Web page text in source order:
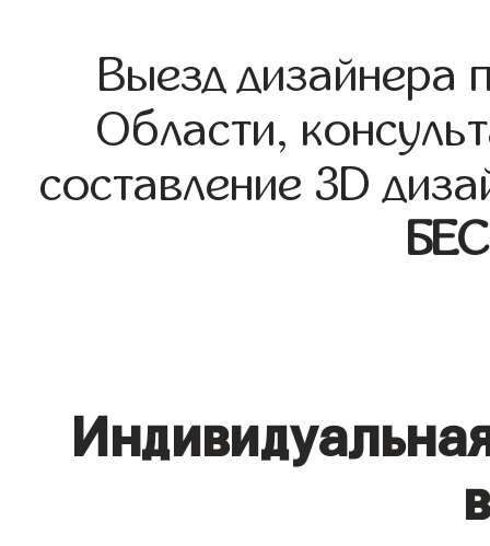
Выезд дизайнера
Области,
составление 3D